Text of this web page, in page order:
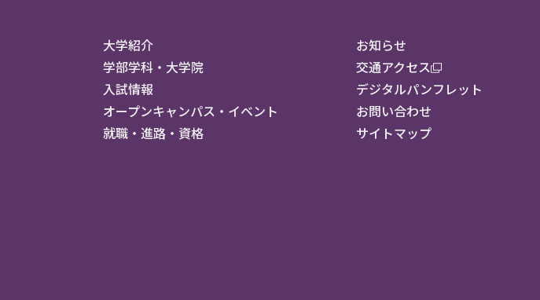
大学紹介
お知らせ
学部学科・大学院
交通アクセス
入試情報
デジタルパンフレット
オープンキャンパス・イベント
お問い合わせ
就職・進路・資格
サイトマップ